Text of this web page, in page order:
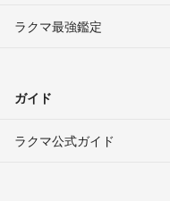
ラクマ最強鑑定
ガイド
ラクマ公式ガイド